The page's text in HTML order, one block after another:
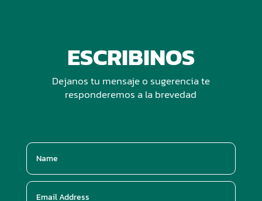
ESCRIBINOS
Dejanos tu mensaje o sugerencia te
responderemos a la brevedad